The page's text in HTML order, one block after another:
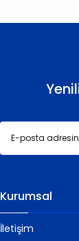
Kurumsal
İletişim